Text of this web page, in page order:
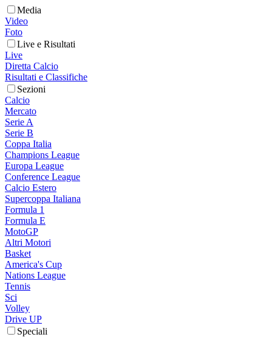
Media
Video
Foto
Live e Risultati
Live
Diretta Calcio
Risultati e Classifiche
Sezioni
Calcio
Mercato
Serie A
Serie B
Coppa Italia
Champions League
Europa League
Conference League
Calcio Estero
Supercoppa Italiana
Formula 1
Formula E
MotoGP
Altri Motori
Basket
America's Cup
Nations League
Tennis
Sci
Volley
Drive UP
Speciali